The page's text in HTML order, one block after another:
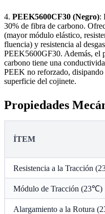
4. PEEK5600CF30 (Negro):
30% de fibra de carbono.
(mayor módulo elástico,
fluencia) y resistencia al
PEEK5600GF30. Además, el
carbono tiene una
PEEK no reforzado, disipando
superficie del cojinete.
Propiedades
ÍTEM
Resistencia a la Tracción
Módulo de Tracción (23℃)
Alargamiento a la Rotura